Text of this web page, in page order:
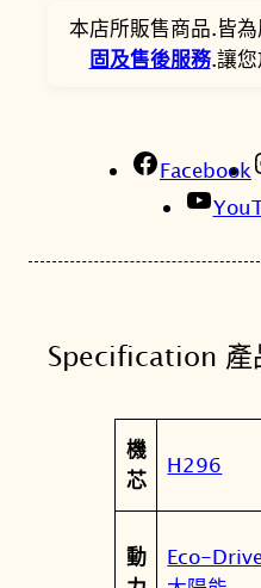
限
量
款
藍
韶
電
錶
E
0
0
-
本店所販售商品.皆
固及售後服務.讓
Facebook
Specification 產
屬
性
值
機
芯
H296
動
Eco-